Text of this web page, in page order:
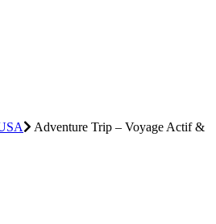
Adventure Trip – Voyage Actif &